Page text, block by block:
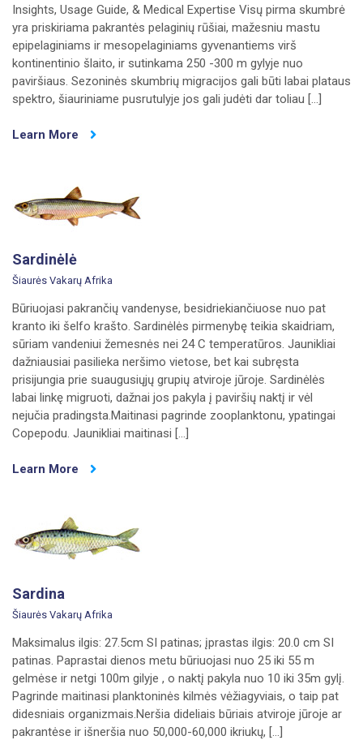
Insights, Usage Guide, & Medical Expertise Visų pirma skumbrė
yra priskiriama pakrantės pelaginių rūšiai, mažesniu mastu
epipelaginiams ir mesopelaginiams gyvenantiems virš
kontinentinio šlaito, ir sutinkama 250 -300 m gylyje nuo
paviršiaus. Sezoninės skumbrių migracijos gali būti labai plataus
spektro, šiauriniame pusrutulyje jos gali judėti dar toliau […]
Learn More
Sardinėlė
Šiaurės Vakarų Afrika
Būriuojasi pakrančių vandenyse, besidriekiančiuose nuo pat
kranto iki šelfo krašto. Sardinėlės pirmenybę teikia skaidriam,
sūriam vandeniui žemesnės nei 24 C temperatūros. Jaunikliai
dažniausiai pasilieka neršimo vietose, bet kai subręsta
prisijungia prie suaugusiųjų grupių atviroje jūroje. Sardinėlės
labai linkę migruoti, dažnai jos pakyla į paviršių naktį ir vėl
nejučia pradingsta.Maitinasi pagrinde zooplanktonu, ypatingai
Copepodu. Jaunikliai maitinasi […]
Learn More
Sardina
Šiaurės Vakarų Afrika
Maksimalus ilgis: 27.5cm SI patinas; įprastas ilgis: 20.0 cm SI
patinas. Paprastai dienos metu būriuojasi nuo 25 iki 55 m
gelmėse ir netgi 100m gilyje , o naktį pakyla nuo 10 iki 35m gylį.
Pagrinde maitinasi planktoninės kilmės vėžiagyviais, o taip pat
didesniais organizmais.Neršia dideliais būriais atviroje jūroje ar
pakrantėse ir išneršia nuo 50,000-60,000 ikriukų, […]